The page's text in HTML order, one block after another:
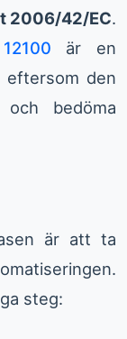
2006/42/EC.
är en
eftersom den
bedöma
är att ta
steg: